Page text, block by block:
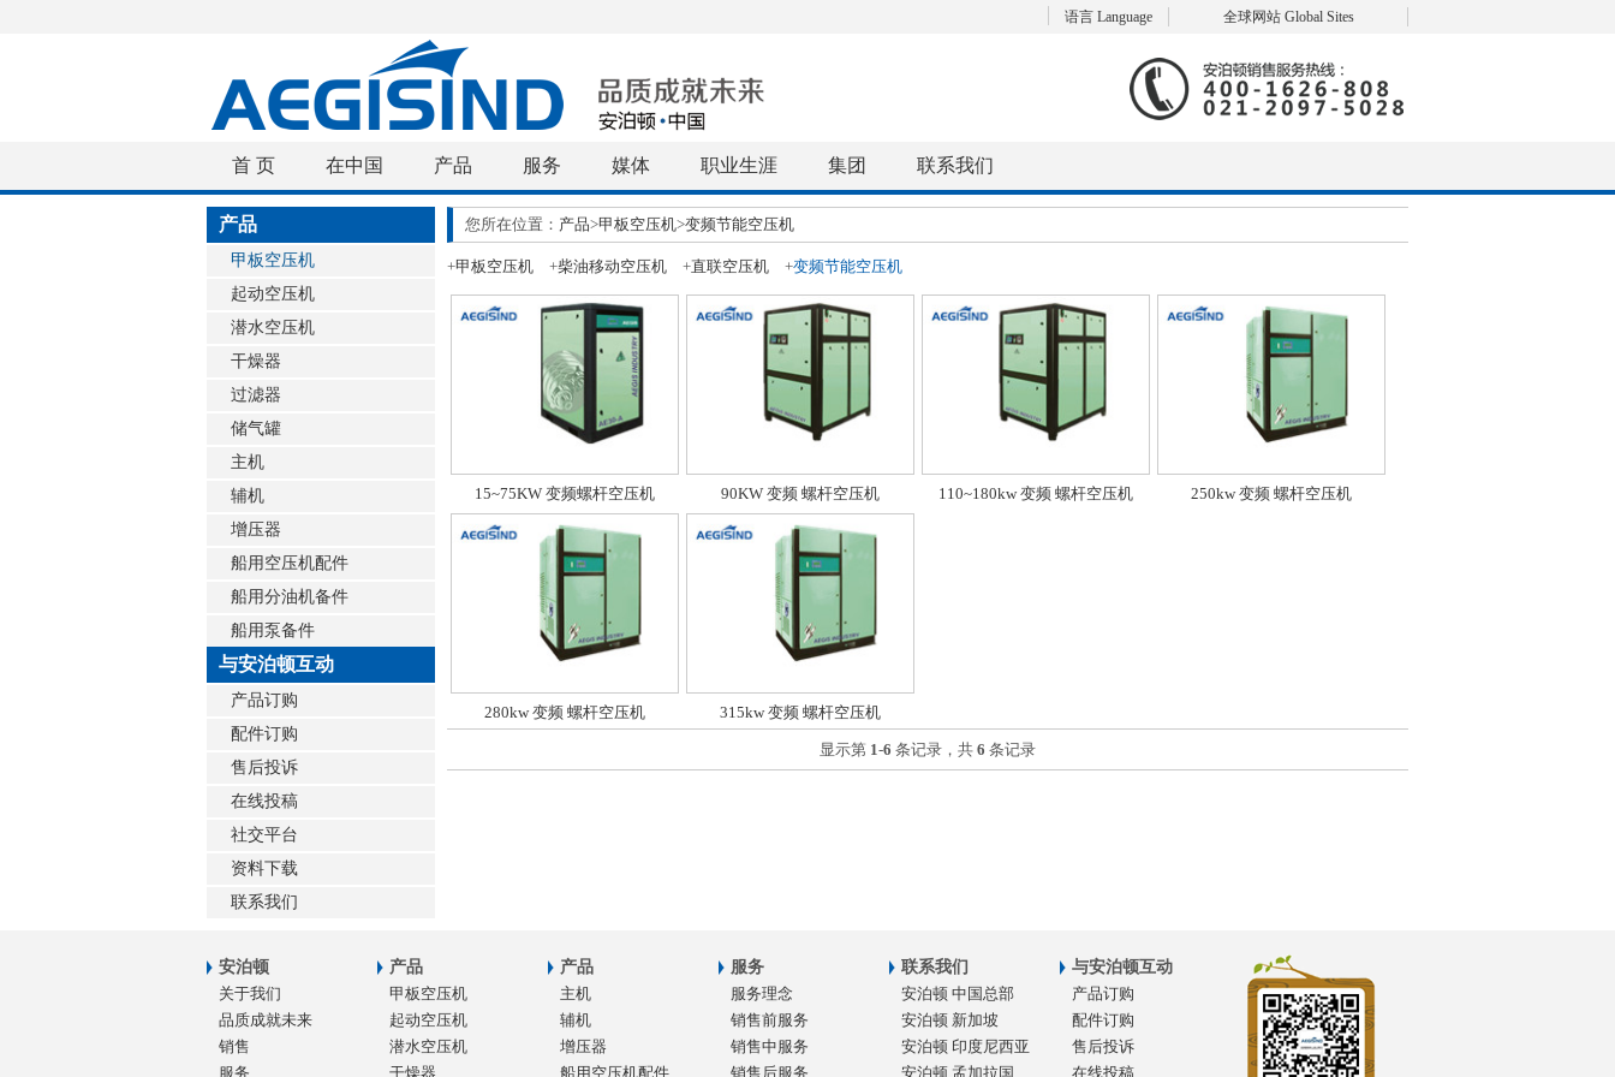
语言 Language 全球网站 Global Sites
首 页 在中国 产品 服务 媒体 职业生涯 集团 联系我们
产品
甲板空压机
起动空压机
潜水空压机
干燥器
过滤器
储气罐
主机
辅机
增压器
船用空压机配件
船用分油机备件
船用泵备件
与安泊顿互动
产品订购
配件订购
售后投诉
在线投稿
社交平台
资料下载
联系我们
您所在位置： 产品>甲板空压机>变频节能空压机
+甲板空压机 +柴油移动空压机 +直联空压机 +变频节能空压机
15~75KW 变频螺杆空压机 90KW 变频 螺杆空压机 110~180kw 变频 螺杆空压机 250kw 变频 螺杆空压机
280kw 变频 螺杆空压机 315kw 变频 螺杆空压机
显示第 1-6 条记录，共 6 条记录
安泊顿
关于我们
品质成就未来
销售
服务
产品
甲板空压机
起动空压机
潜水空压机
干燥器
产品
主机
辅机
增压器
船用空压机配件
服务
服务理念
销售前服务
销售中服务
销售后服务
联系我们
安泊顿 中国总部
安泊顿 新加坡
安泊顿 印度尼西亚
安泊顿 孟加拉国
与安泊顿互动
产品订购
配件订购
售后投诉
在线投稿